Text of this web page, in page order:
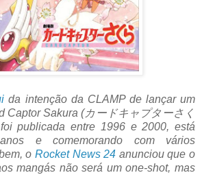
da intenção da CLAMP de lançar um
Captor Sakura (カードキャプターさく
publicada entre 1996 e 2000, está
e comemorando com vários
o Rocket News 24 anunciou que o
mangás não será um one-shot, mas